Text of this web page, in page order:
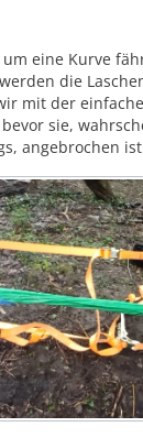
eine Kurve
die
mit der
sie,
angebrochen